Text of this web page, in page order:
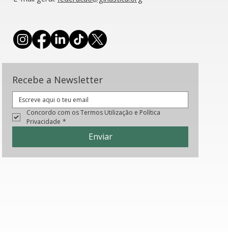
Recebe a Newsletter
Concordo com os Termos Utilização e Política
Privacidade *
Enviar